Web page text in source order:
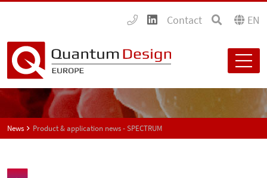
Contact EN
News Product & application news - SPECTRUM